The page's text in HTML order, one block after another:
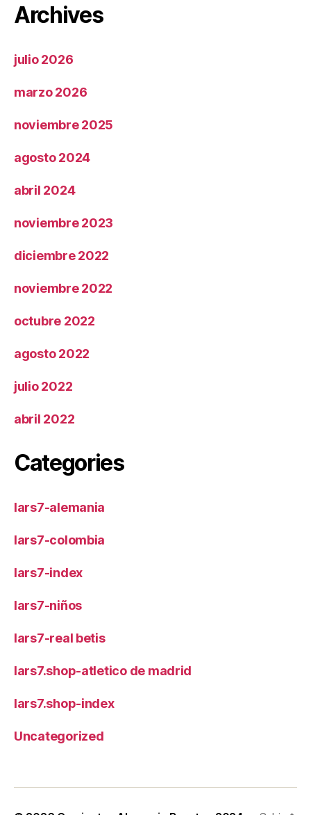
Archives
julio 2026
marzo 2026
noviembre 2025
agosto 2024
abril 2024
noviembre 2023
diciembre 2022
noviembre 2022
octubre 2022
agosto 2022
julio 2022
abril 2022
Categories
lars7-alemania
lars7-colombia
lars7-index
lars7-niños
lars7-real betis
lars7.shop-atletico de madrid
lars7.shop-index
Uncategorized